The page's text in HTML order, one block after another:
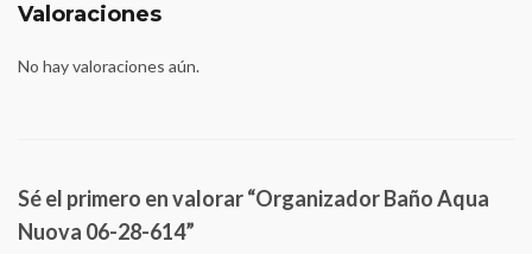
Valoraciones
No hay valoraciones aún.
Sé el primero en valorar “Organizador Baño Aqua
Nuova 06-28-614”